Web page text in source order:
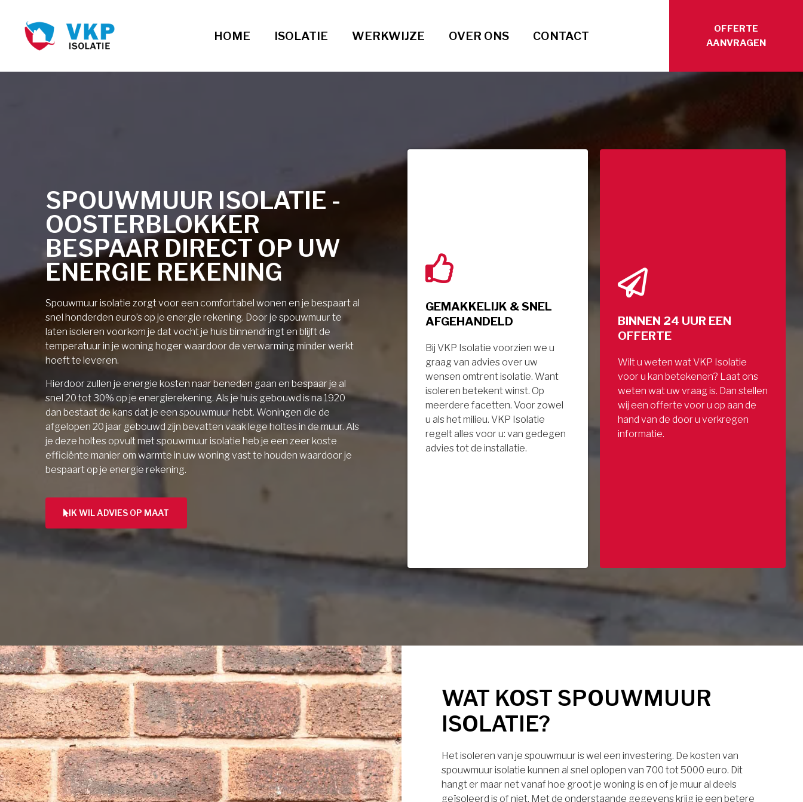
HOME ISOLATIE WERKWIJZE OVER ONS CONTACT
OFFERTE
AANVRAGEN
SPOUWMUUR ISOLATIE -
OOSTERBLOKKER
BESPAAR DIRECT OP UW
ENERGIE REKENING
Spouwmuur isolatie zorgt voor een comfortabel wonen en je bespaart al
snel honderden euro’s op je energie rekening. Door je spouwmuur te
laten isoleren voorkom je dat vocht je huis binnendringt en blijft de
temperatuur in je woning hoger waardoor de verwarming minder werkt
hoeft te leveren.
Hierdoor zullen je energie kosten naar beneden gaan en bespaar je al
snel 20 tot 30% op je energierekening. Als je huis gebouwd is na 1920
dan bestaat de kans dat je een spouwmuur hebt. Woningen die de
afgelopen 20 jaar gebouwd zijn bevatten vaak lege holtes in de muur. Als
je deze holtes opvult met spouwmuur isolatie heb je een zeer koste
efficiënte manier om warmte in uw woning vast te houden waardoor je
bespaart op je energie rekening.
IK WIL ADVIES OP MAAT
GEMAKKELIJK & SNEL
AFGEHANDELD
Bij VKP Isolatie voorzien we u
graag van advies over uw
wensen omtrent isolatie. Want
isoleren betekent winst. Op
meerdere facetten. Voor zowel
u als het milieu. VKP Isolatie
regelt alles voor u: van gedegen
advies tot de installatie.
BINNEN 24 UUR EEN
OFFERTE
Wilt u weten wat VKP Isolatie
voor u kan betekenen? Laat ons
weten wat uw vraag is. Dan stellen
wij een offerte voor u op aan de
hand van de door u verkregen
informatie.
WAT KOST SPOUWMUUR
ISOLATIE?
Het isoleren van je spouwmuur is wel een investering. De kosten van
spouwmuur isolatie kunnen al snel oplopen van 700 tot 5000 euro. Dit
hangt er maar net vanaf hoe groot je woning is en of je muur al deels
geïsoleerd is of niet. Met de onderstaande gegevens krijg je een betere